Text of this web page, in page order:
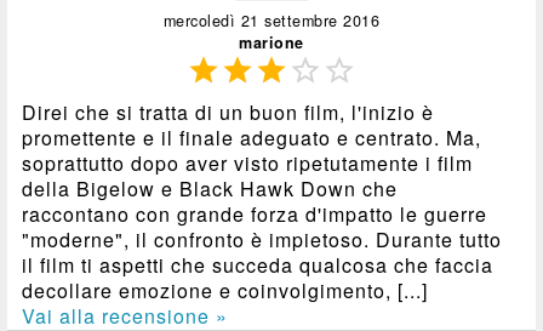
mercoledì 21 settembre 2016
marione
 
Direi che si tratta di un buon film, l'inizio è
promettente e il finale adeguato e centrato. Ma,
soprattutto dopo aver visto ripetutamente i film
della Bigelow e Black Hawk Down che
raccontano con grande forza d'impatto le guerre
"moderne", il confronto è impietoso. Durante tutto
il film ti aspetti che succeda qualcosa che faccia
decollare emozione e coinvolgimento, [...]
Vai alla recensione »